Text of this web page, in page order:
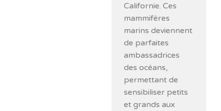
Californie. Ces
mammifères
marins deviennent
de parfaites
ambassadrices
des océans,
permettant de
sensibiliser petits
et grands aux